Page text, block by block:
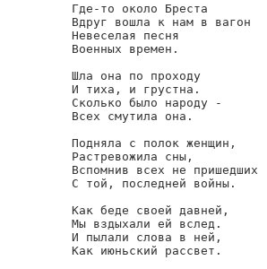
Где-то около Бреста
Вдруг вошла к нам в вагон
Невеселая песня
Военных времен.
Шла она по проходу
И тиха, и грустна.
Сколько было народу -
Всех смутила она.
Подняла с полок женщин,
Растревожила сны,
Вспомнив всех не пришедших
С той, последней войны.
Как беде своей давней,
Мы вздыхали ей вслед.
И пылали слова в ней,
Как июньский рассвет.